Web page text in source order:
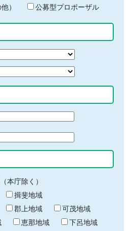
）
公募型プロポーザル
本庁除く）
揖斐地域
郡上地域
可茂地域
恵那地域
下呂地域